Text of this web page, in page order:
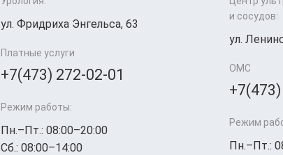
ул. Фридриха Энгельса, 63
Платные услуги
+7(473) 272-02-01
Режим работы:
Пн.–Пт.: 08:00–20:00
Сб.: 08:00–14:00
и сосудов:
ул.
ОМС
Режим
Пн.–Пт.: